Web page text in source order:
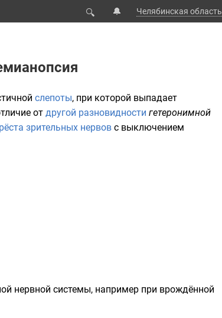
🔍 🔔 Челябинская область
слепоты, при которой выпадает
от другой разновидности гетеронимной
зрительных нервов с выключением
нервной системы, например при врождённой